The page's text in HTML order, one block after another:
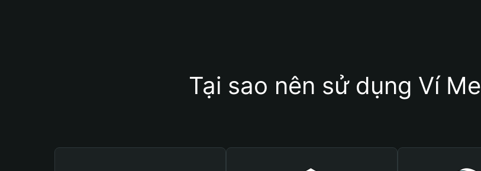
Tại sao nên sử dụng Ví